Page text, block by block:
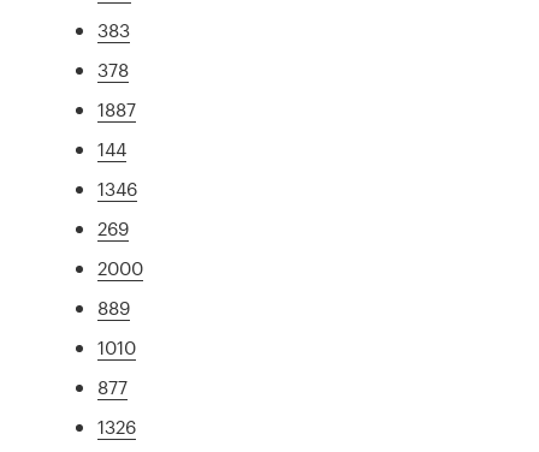
383
378
1887
144
1346
269
2000
889
1010
877
1326